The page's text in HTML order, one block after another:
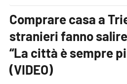
Comprare casa a
stranieri fanno
“La città è sempre
(VIDEO)